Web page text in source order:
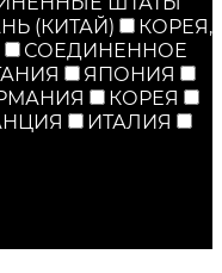
(КИТАЙ)
КОРЕЯ,
СОЕДИНЕННОЕ
ЯПОНИЯ
КОРЕЯ
ИТАЛИЯ